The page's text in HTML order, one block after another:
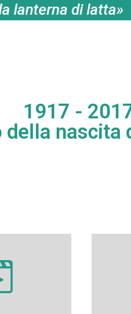
nascita di Mario
1917 -
della nascita